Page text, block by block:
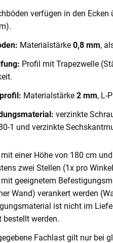
verfügen in den
Materialstärke 0,8 mm,
Profil mit Trapezwelle
Materialstärke 2 mm, L-
verzinkte
1 und verzinkte
mit einer Höhe von 180 cm
zwei Stellen (1x pro
mit geeignetem
Wand) verankert werden
ist nicht im
bestellt werden.
Fachlast gilt nur bei